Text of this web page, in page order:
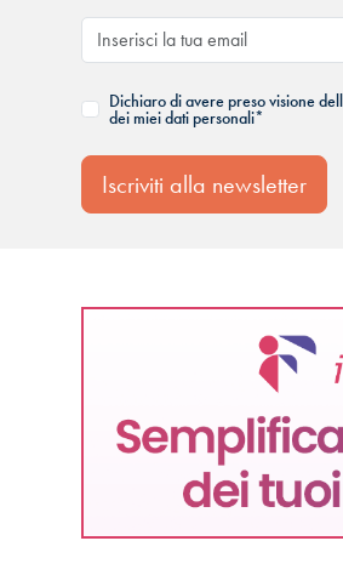
Dichiaro di avere preso visione
dei miei dati personali*
Iscriviti alla newsletter